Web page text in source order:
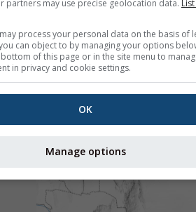
partners may use precise geolocation data.
process your personal data on the basis of
can object to by managing your options
of this page or in the site menu to
in privacy and cookie settings.
OK
Manage options